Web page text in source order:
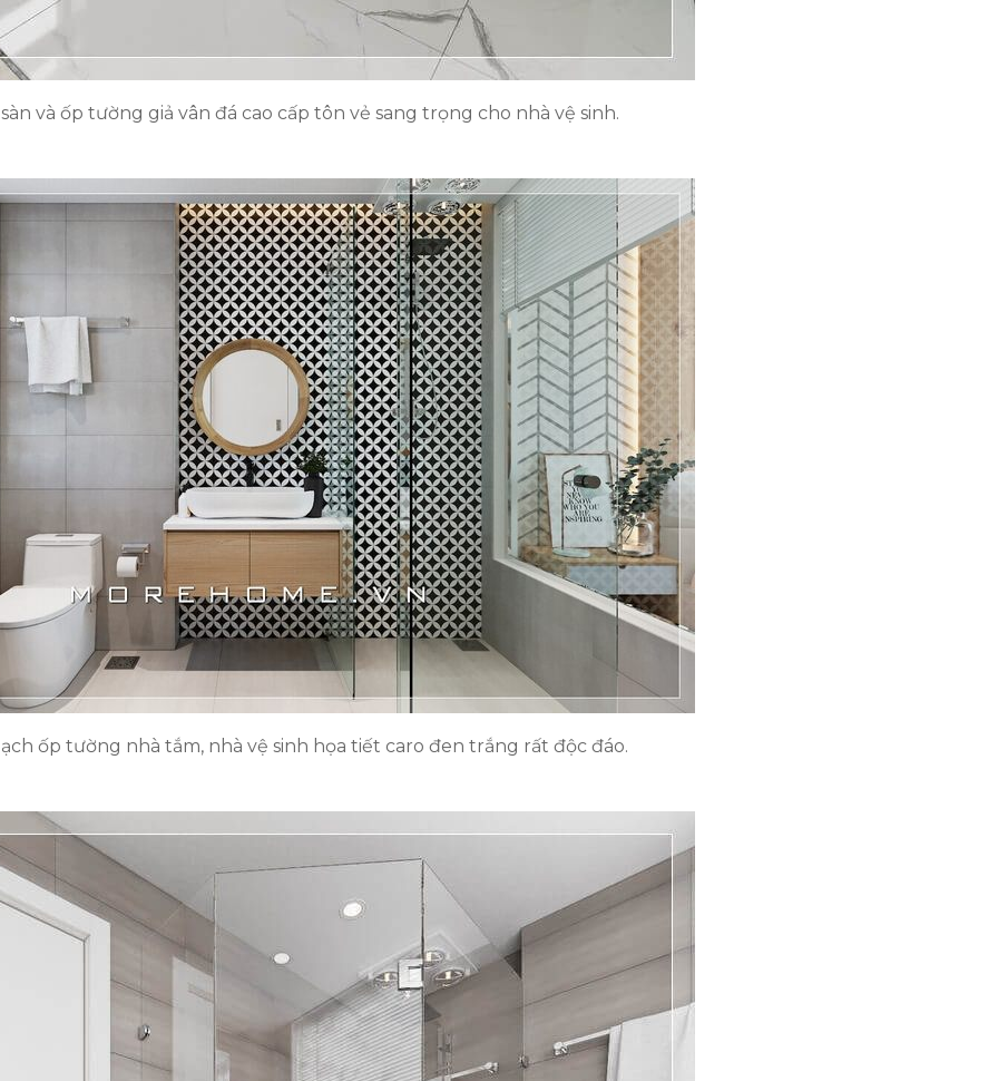
và ốp tường giả vân đá cao cấp tôn vẻ sang trọng cho nhà vệ sinh.
ốp tường nhà tắm, nhà vệ sinh họa tiết caro đen trắng rất độc đáo.